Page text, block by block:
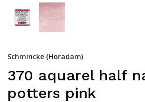
Schmincke (Horadam)
370 aquarel half
potters pink